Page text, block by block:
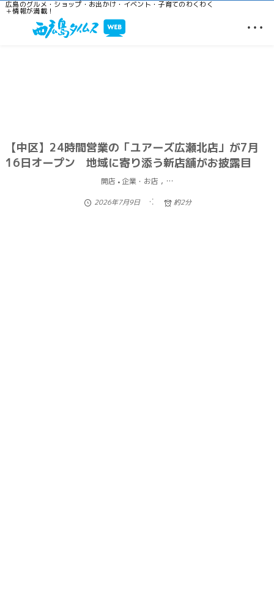
広島のグルメ・ショップ・お出かけ・イベント・子育てのわくわく
＋情報が満載！
…
【中区】24時間営業の「ユアーズ広瀬北店」が7月
16日オープン 地域に寄り添う新店舗がお披露目
開店 企業・お店 , …
2026年7月9日 約2分